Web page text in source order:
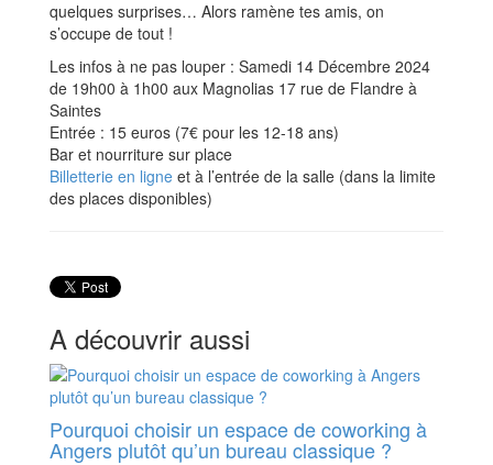
quelques surprises… Alors ramène tes amis, on
s’occupe de tout !
Les infos à ne pas louper : Samedi 14 Décembre 2024
de 19h00 à 1h00 aux Magnolias 17 rue de Flandre à
Saintes
Entrée : 15 euros (7€ pour les 12-18 ans)
Bar et nourriture sur place
Billetterie en ligne et à l’entrée de la salle (dans la limite
des places disponibles)
A découvrir aussi
Pourquoi choisir un espace de coworking à
Angers plutôt qu’un bureau classique ?